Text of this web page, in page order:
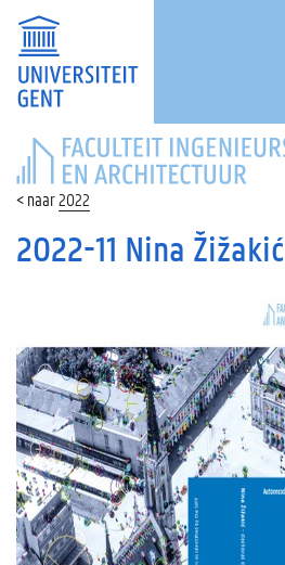
FACULTEIT
INGENIEURSWETENSCHAPPEN
EN
ARCHITECTUUR
2022
2022-11 Nina Žižakić